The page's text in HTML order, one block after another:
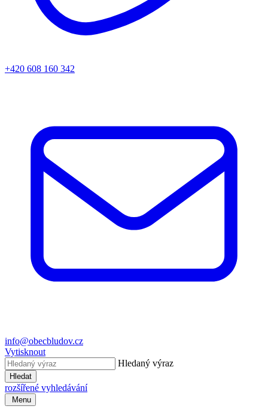
+420 608 160 342
info@obecbludov.cz
Vytisknout
Hledaný výraz
Hledat
rozšířené vyhledávání
Menu